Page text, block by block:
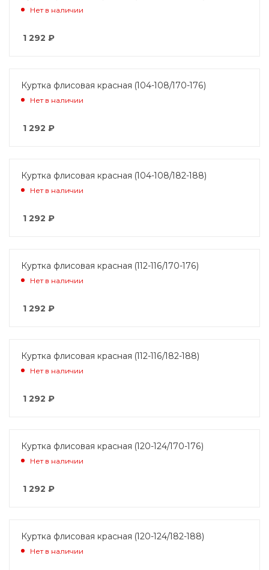
Нет в наличии
1 292 ₽
Куртка флисовая красная (104-108/170-176)
Нет в наличии
1 292 ₽
Куртка флисовая красная (104-108/182-188)
Нет в наличии
1 292 ₽
Куртка флисовая красная (112-116/170-176)
Нет в наличии
1 292 ₽
Куртка флисовая красная (112-116/182-188)
Нет в наличии
1 292 ₽
Куртка флисовая красная (120-124/170-176)
Нет в наличии
1 292 ₽
Куртка флисовая красная (120-124/182-188)
Нет в наличии